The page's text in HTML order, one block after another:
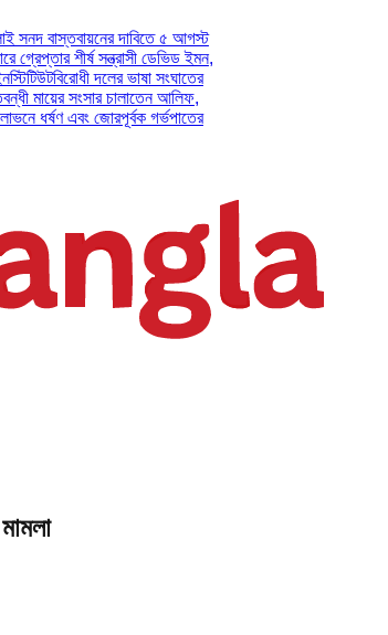
দাবিতে ৫ আগস্ট
শীর্ষ সন্ত্রাসী ডেভিড ইমন,
দলের ভাষা সংঘাতের
সংসার চালাতেন আলিফ,
এবং জোরপূর্বক গর্ভপাতের